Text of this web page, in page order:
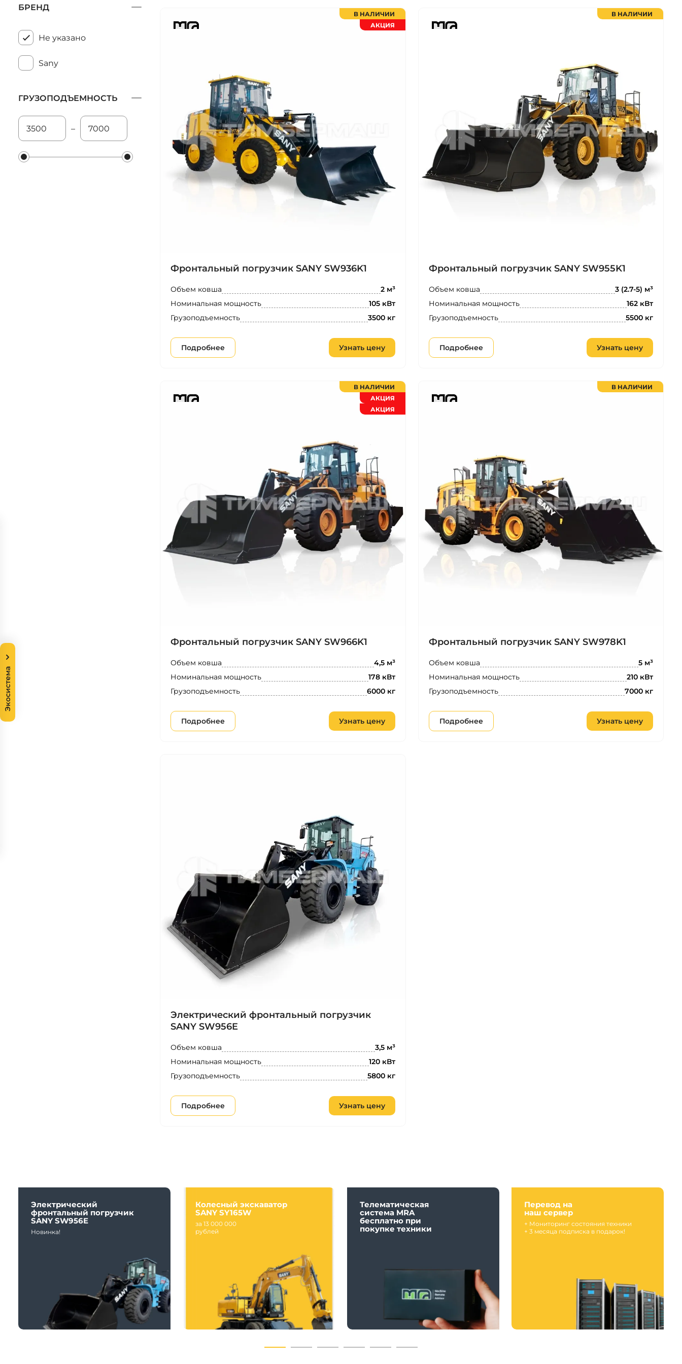
БРЕНД
Не указано
Sany
ГРУЗОПОДЪЕМНОСТЬ
–
В НАЛИЧИИ
АКЦИЯ
Фронтальный погрузчик SANY SW936K1
Объем ковша 2 м³
Номинальная мощность 105 кВт
Грузоподъемность 3500 кг
Подробнее Узнать цену
В НАЛИЧИИ
Фронтальный погрузчик SANY SW955K1
Объем ковша 3 (2.7-5) м³
Номинальная мощность 162 кВт
Грузоподъемность 5500 кг
Подробнее Узнать цену
В НАЛИЧИИ
АКЦИЯ
АКЦИЯ
Фронтальный погрузчик SANY SW966K1
Объем ковша 4,5 м³
Номинальная мощность 178 кВт
Грузоподъемность 6000 кг
Подробнее Узнать цену
В НАЛИЧИИ
Фронтальный погрузчик SANY SW978K1
Объем ковша 5 м³
Номинальная мощность 210 кВт
Грузоподъемность 7000 кг
Подробнее Узнать цену
Электрический фронтальный погрузчик
SANY SW956E
Объем ковша 3,5 м³
Номинальная мощность 120 кВт
Грузоподъемность 5800 кг
Подробнее Узнать цену
Электрический
фронтальный погрузчик
SANY SW956E
Новинка!
Колесный экскаватор
SANY SY165W
за 13 000 000
рублей
Телематическая
система MRA
бесплатно при
покупке техники
Перевод на
наш сервер
+ Мониторинг состояния техники
+ 3 месяца подписка в подарок!
Экосистема